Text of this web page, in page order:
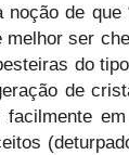
de
melhor ser
do
de